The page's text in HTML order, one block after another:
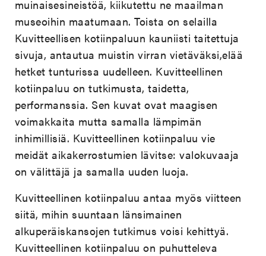
muinaisesineistöä, kiikutettu ne maailman
museoihin maatumaan. Toista on selailla
Kuvitteellisen kotiinpaluun kauniisti taitettuja
sivuja, antautua muistin virran vietäväksi,elää
hetket tunturissa uudelleen. Kuvitteellinen
kotiinpaluu on tutkimusta, taidetta,
performanssia. Sen kuvat ovat maagisen
voimakkaita mutta samalla lämpimän
inhimillisiä. Kuvitteellinen kotiinpaluu vie
meidät aikakerrostumien lävitse: valokuvaaja
on välittäjä ja samalla uuden luoja.
Kuvitteellinen kotiinpaluu antaa myös viitteen
siitä, mihin suuntaan länsimainen
alkuperäiskansojen tutkimus voisi kehittyä.
Kuvitteellinen kotiinpaluu on puhutteleva